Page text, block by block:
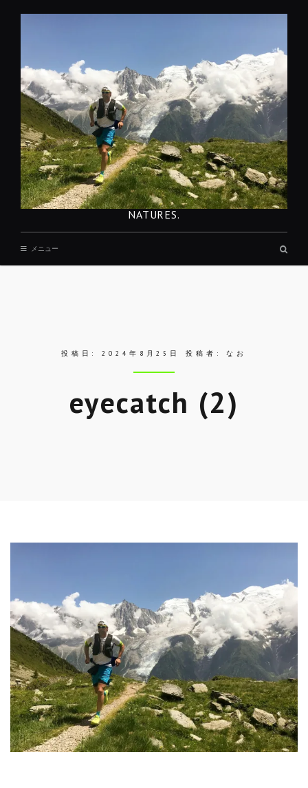
NATURES.
メニュー
ボ
投稿日:2024年8月25日 投稿者:なお
eyecatch (2)